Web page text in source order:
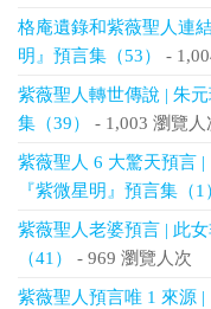
格庵遺錄和紫薇聖人連
明』預言集（53）
-
紫薇聖人轉世傳說 | 朱
集（39）
- 1,003 瀏覽人
紫薇聖人 6 大驚天預言
『紫微星明』預言集（1
紫薇聖人老婆預言 | 此
（41）
- 969 瀏覽人次
紫薇聖人預言唯 1 來源